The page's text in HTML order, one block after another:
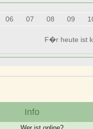
06 07 08 09
F�r heute ist
Info